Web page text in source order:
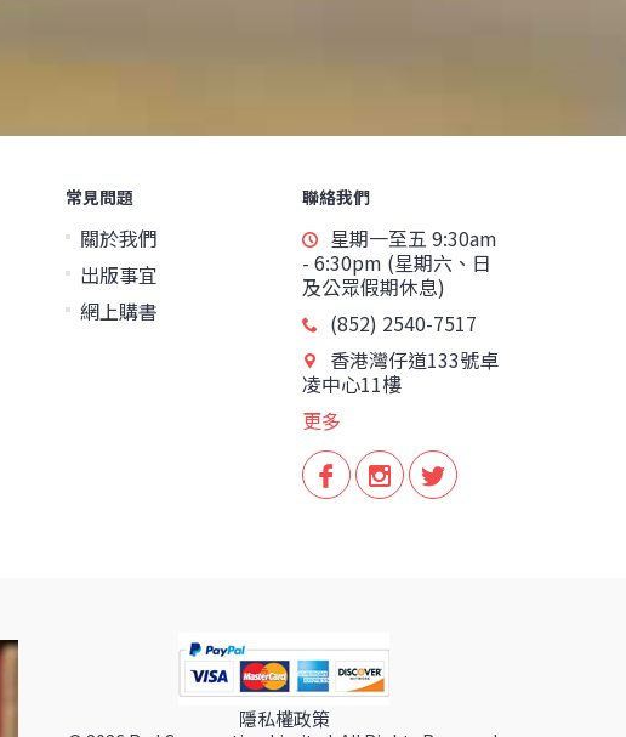
常見問題
關於我們
出版事宜
網上購書
聯絡我們
星期一至五 9:30am
- 6:30pm (星期六、日
及公眾假期休息)
(852) 2540-7517
香港灣仔道133號卓
凌中心11樓
更多
隱私權政策